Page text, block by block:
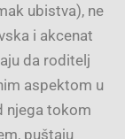
ubistva), ne
i akcenat
da roditelj
aspektom u
njega tokom
puštaju